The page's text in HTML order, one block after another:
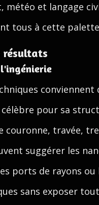
météo et langage
tous à cette
conviennent
pour sa
couronne, travée,
suggérer les
ports de rayons ou
sans exposer